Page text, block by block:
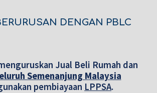
DENGAN PBLC
Jual Beli Rumah dan
Semenanjung Malaysia
pembiayaan LPPSA.